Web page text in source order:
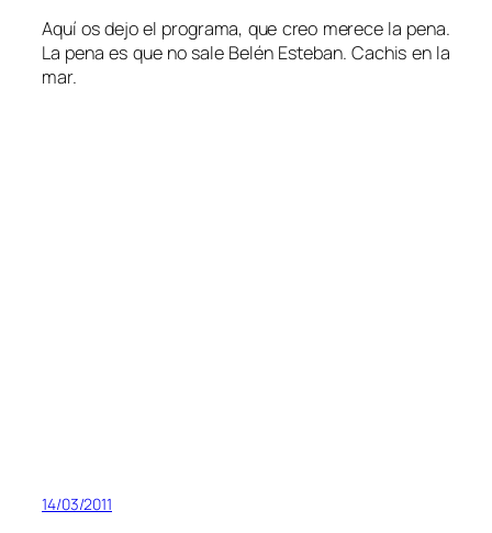
Aquí os dejo el programa, que creo merece la pena.
La pena es que no sale Belén Esteban. Cachis en la
mar.
14/03/2011